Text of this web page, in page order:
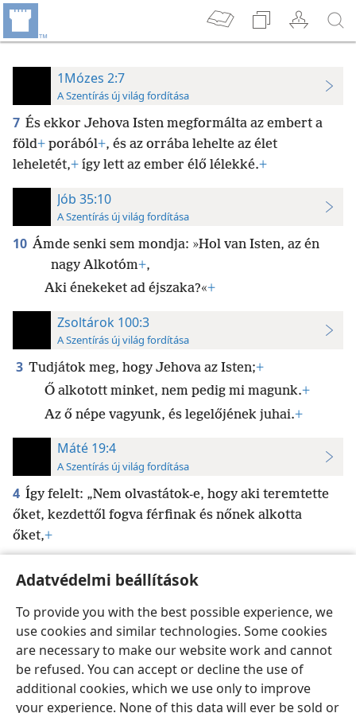
Adatvédelmi beállítások
To provide you with the best possible experience, we
use cookies and similar technologies. Some cookies
are necessary to make our website work and cannot
be refused. You can accept or decline the use of
additional cookies, which we use only to improve
your experience. None of this data will ever be sold or
1Mózes 2:7
A Szentírás új világ fordítása
7 És ekkor Jehova Isten megformálta az embert a
föld+ porából+, és az orrába lehelte az élet
leheletét,+ így lett az ember élő lélekké.+
Jób 35:10
A Szentírás új világ fordítása
10 Ámde senki sem mondja: »Hol van Isten, az én
nagy Alkotóm+,
Aki énekeket ad éjszaka?«+
Zsoltárok 100:3
A Szentírás új világ fordítása
3 Tudjátok meg, hogy Jehova az Isten;+
Ő alkotott minket, nem pedig mi magunk.+
Az ő népe vagyunk, és legelőjének juhai.+
Máté 19:4
A Szentírás új világ fordítása
4 Így felelt: „Nem olvastátok-e, hogy aki teremtette
őket, kezdettől fogva férfinak és nőnek alkotta
őket,+
Magyar Beállítások
Copyright© 2026 Watch Tower Bible and Tract Society of Pennsylvania
Felhasználási feltételek
Bizalmas információra vonatkozó szabályok
Adatvédelmi beállítások
JW.ORG Bejelentkezés